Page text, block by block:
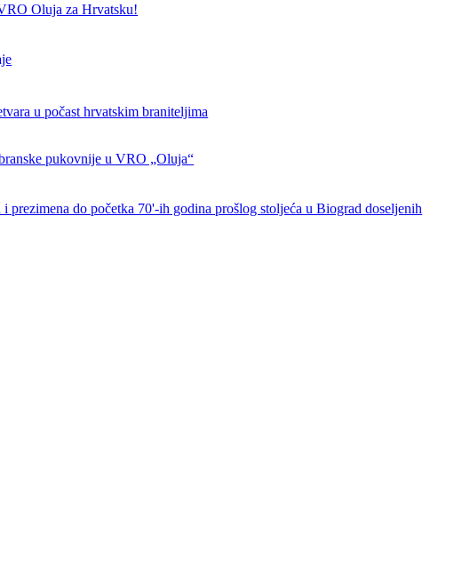
Oluja za Hrvatsku!
u počast hrvatskim braniteljima
pukovnije u VRO „Oluja“
do početka 70'-ih godina prošlog stoljeća u Biograd doseljenih